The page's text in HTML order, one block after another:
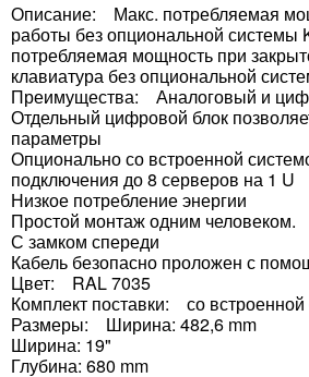
Описание: Макс. потребляемая
работы без опциональной системы
потребляемая мощность при
клавиатура без опциональной
Преимущества: Аналоговый и
Отдельный цифровой блок
параметры
Опционально со встроенной
подключения до 8 серверов на 1 U
Низкое потребление энергии
Простой монтаж одним человеком.
С замком спереди
Кабель безопасно проложен с
Цвет: RAL 7035
Комплект поставки: со
Размеры: Ширина: 482,6 mm
Ширина: 19"
Глубина: 680 mm